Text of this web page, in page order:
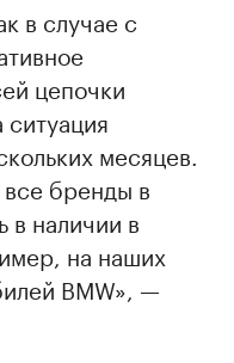
в случае с
цепочки
месяцев.
все бренды в
в наличии в
на наших
BMW», —